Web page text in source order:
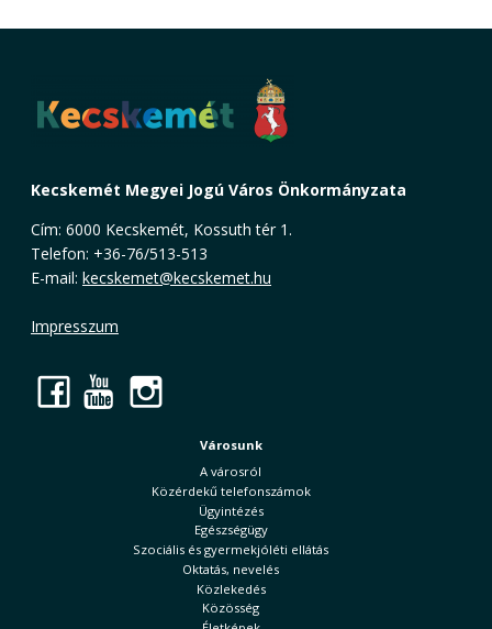
Kecskemét Megyei Jogú Város Önkormányzata
Cím: 6000 Kecskemét, Kossuth tér 1.
Telefon: +36-76/513-513
E-mail: kecskemet@kecskemet.hu
Impresszum
Facebook
YouTube
Városunk
A városról
Közérdekű telefonszámok
Ügyintézés
Egészségügy
Szociális és gyermekjóléti ellátás
Oktatás, nevelés
Közlekedés
Közösség